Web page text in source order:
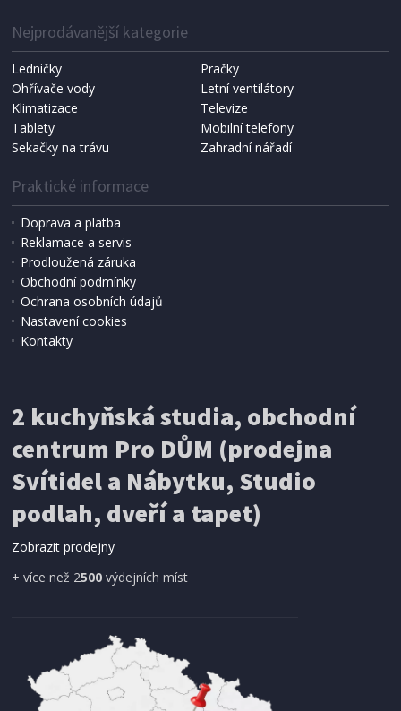
373 Kč
Nejprodávanější kategorie
Ledničky
Pračky
Ohřívače vody
Letní ventilátory
Klimatizace
Televize
Tablety
Mobilní telefony
Sekačky na trávu
Zahradní nářadí
Praktické informace
Doprava a platba
Reklamace a servis
Prodloužená záruka
Obchodní podmínky
Ochrana osobních údajů
Nastavení cookies
Kontakty
2 kuchyňská studia, obchodní
centrum Pro DŮM (prodejna
Svítidel a Nábytku, Studio
podlah, dveří a tapet)
Zobrazit prodejny
+ více než 2500 výdejních míst